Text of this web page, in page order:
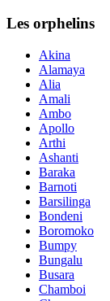
Les orphelins
Akina
Alamaya
Alia
Amali
Ambo
Apollo
Arthi
Ashanti
Baraka
Barnoti
Barsilinga
Bondeni
Boromoko
Bumpy
Bungalu
Busara
Chamboi